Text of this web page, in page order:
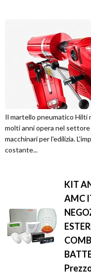
Il martello pneumatico Hilti
molti anni opera nel
macchinari per l'edilizia.
costante...
KIT
AMC